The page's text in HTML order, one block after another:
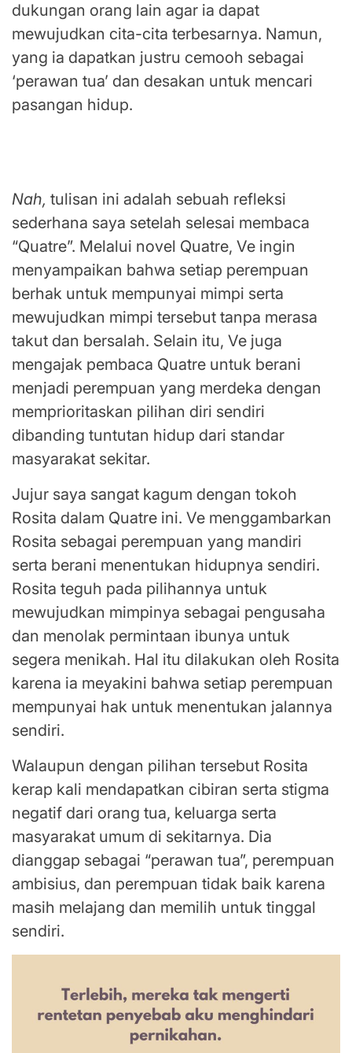
dukungan orang lain agar ia dapat
mewujudkan cita-cita terbesarnya. Namun,
yang ia dapatkan justru cemooh sebagai
‘perawan tua’ dan desakan untuk mencari
pasangan hidup.
Nah, tulisan ini adalah sebuah refleksi
sederhana saya setelah selesai membaca
“Quatre”. Melalui novel Quatre, Ve ingin
menyampaikan bahwa setiap perempuan
berhak untuk mempunyai mimpi serta
mewujudkan mimpi tersebut tanpa merasa
takut dan bersalah. Selain itu, Ve juga
mengajak pembaca Quatre untuk berani
menjadi perempuan yang merdeka dengan
memprioritaskan pilihan diri sendiri
dibanding tuntutan hidup dari standar
masyarakat sekitar.
Jujur saya sangat kagum dengan tokoh
Rosita dalam Quatre ini. Ve menggambarkan
Rosita sebagai perempuan yang mandiri
serta berani menentukan hidupnya sendiri.
Rosita teguh pada pilihannya untuk
mewujudkan mimpinya sebagai pengusaha
dan menolak permintaan ibunya untuk
segera menikah. Hal itu dilakukan oleh Rosita
karena ia meyakini bahwa setiap perempuan
mempunyai hak untuk menentukan jalannya
sendiri.
Walaupun dengan pilihan tersebut Rosita
kerap kali mendapatkan cibiran serta stigma
negatif dari orang tua, keluarga serta
masyarakat umum di sekitarnya. Dia
dianggap sebagai “perawan tua”, perempuan
ambisius, dan perempuan tidak baik karena
masih melajang dan memilih untuk tinggal
sendiri.